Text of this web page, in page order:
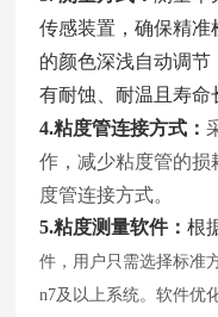
传感装置，确保精准
的颜色深浅自动调
有耐蚀、耐温且寿命
4.粘度管连接方式：
作，减少粘度管的
度管连接方式。
5.粘度测量软件：根
件，用户只需选择标准
n7及以上系统。软件优